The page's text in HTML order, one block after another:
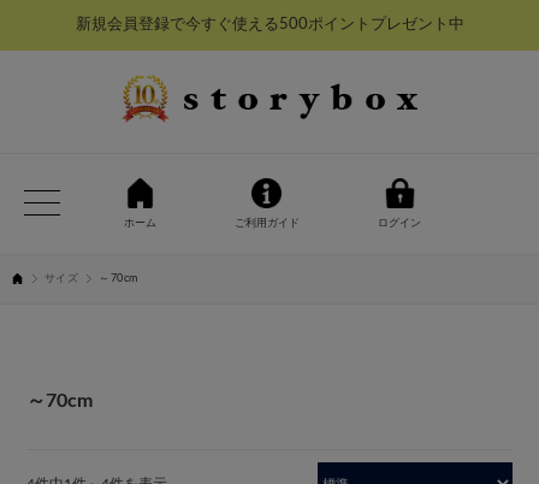
新規会員登録で今すぐ使える500ポイントプレゼント中
ホーム ご利用ガイド ログイン
サイズ ～70cm
～70cm